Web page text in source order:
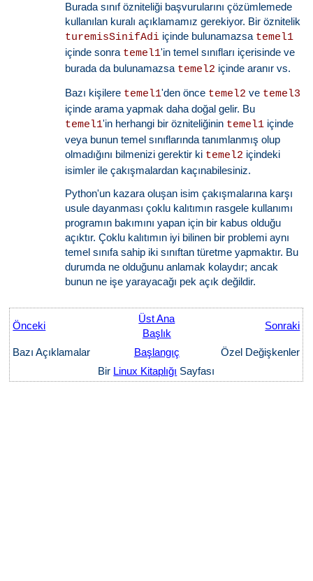
Burada sınıf özniteliği başvurularını çözümlemede
kullanılan kuralı açıklamamız gerekiyor. Bir öznitelik
turemisSinifAdi içinde bulunamazsa temel1
içinde sonra temel1'in temel sınıfları içerisinde ve
burada da bulunamazsa temel2 içinde aranır vs.
Bazı kişilere temel1'den önce temel2 ve temel3
içinde arama yapmak daha doğal gelir. Bu
temel1'in herhangi bir özniteliğinin temel1 içinde
veya bunun temel sınıflarında tanımlanmış olup
olmadığını bilmenizi gerektir ki temel2 içindeki
isimler ile çakışmalardan kaçınabilesiniz.
Python'un kazara oluşan isim çakışmalarına karşı
usule dayanması çoklu kalıtımın rasgele kullanımı
programın bakımını yapan için bir kabus olduğu
açıktır. Çoklu kalıtımın iyi bilinen bir problemi aynı
temel sınıfa sahip iki sınıftan türetme yapmaktır. Bu
durumda ne olduğunu anlamak kolaydır; ancak
bunun ne işe yarayacağı pek açık değildir.
Önceki
Üst Ana
Başlık
Sonraki
Bazı Açıklamalar Başlangıç
Özel Değişkenler
Bir Linux Kitaplığı Sayfası